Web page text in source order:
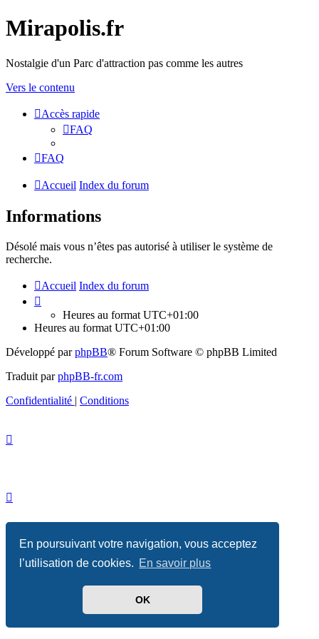
En poursuivant votre navigation, vous acceptez
l’utilisation de cookies. En savoir plus
OK
Mirapolis.fr
Nostalgie d'un Parc d'attraction pas comme les autres
Vers le contenu
Accès rapide
FAQ
FAQ
Accueil Index du forum
Informations
Désolé mais vous n’êtes pas autorisé à utiliser le système de
recherche.
Accueil Index du forum
Heures au format UTC+01:00
Heures au format UTC+01:00
Développé parphpBB® Forum Software © phpBB Limited
Traduit parphpBB-fr.com
Confidentialité | Conditions